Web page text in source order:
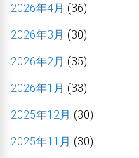
2026年4月 (36)
2026年3月 (30)
2026年2月 (35)
2026年1月 (33)
2025年12月 (30)
2025年11月 (30)